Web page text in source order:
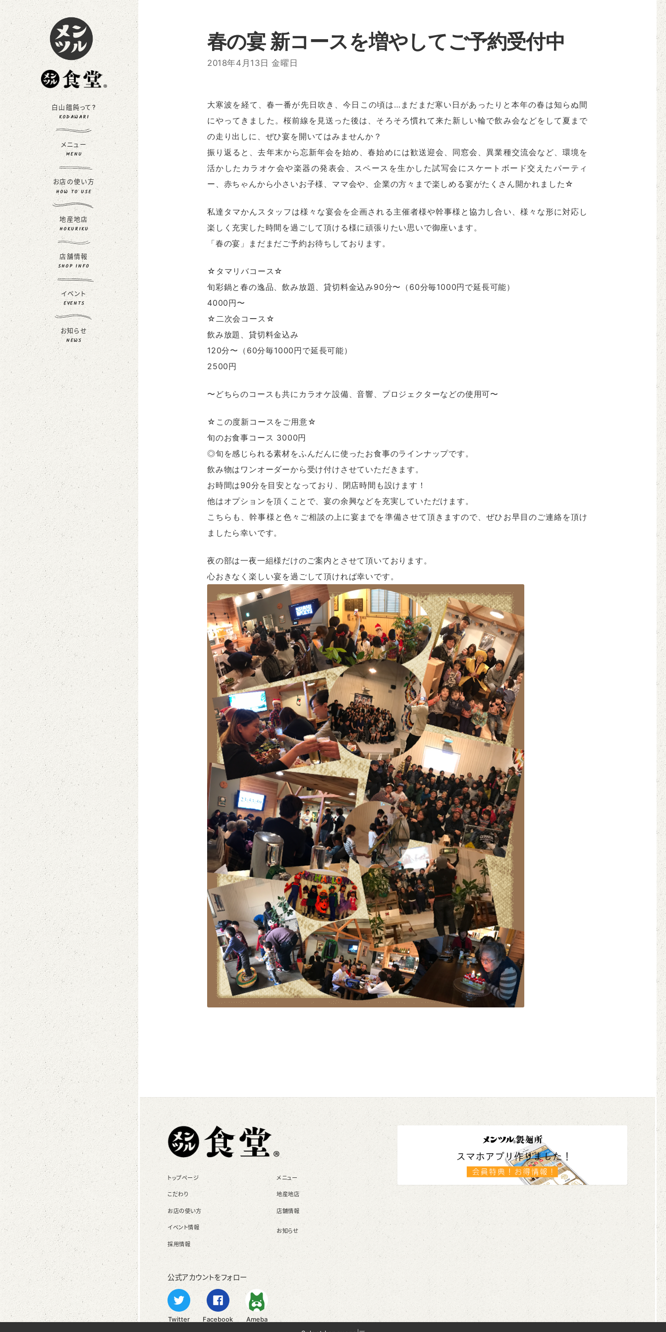
白山饂飩って?
KODAWARI
メニュー
MENU
お店の使い方
HOW TO USE
地産地店
HOKURIKU
店舗情報
SHOP INFO
イベント
EVENTS
お知らせ
NEWS
春の宴 新コースを増やしてご予約受付中
2018年4月13日 金曜日
大寒波を経て、春一番が先日吹き、今日この頃は…まだまだ寒い日があったりと本年の春は知らぬ間
にやってきました。桜前線を見送った後は、そろそろ慣れて来た新しい輪で飲み会などをして夏まで
の走り出しに、ぜひ宴を開いてはみませんか？
振り返ると、去年末から忘新年会を始め、春始めには歓送迎会、同窓会、異業種交流会など、環境を
活かしたカラオケ会や楽器の発表会、スペースを生かした試写会にスケートボード交えたパーティ
ー、赤ちゃんから小さいお子様、ママ会や、企業の方々まで楽しめる宴がたくさん開かれました☆
私達タマかんスタッフは様々な宴会を企画される主催者様や幹事様と協力し合い、様々な形に対応し
楽しく充実した時間を過ごして頂ける様に頑張りたい思いで御座います。
「春の宴」まだまだご予約お待ちしております。
☆タマリバコース☆
旬彩鍋と春の逸品、飲み放題、貸切料金込み90分〜（60分毎1000円で延長可能）
4000円〜
☆二次会コース☆
飲み放題、貸切料金込み
120分〜（60分毎1000円で延長可能）
2500円
〜どちらのコースも共にカラオケ設備、音響、プロジェクターなどの使用可〜
☆この度新コースをご用意☆
旬のお食事コース 3000円
◎旬を感じられる素材をふんだんに使ったお食事のラインナップです。
飲み物はワンオーダーから受け付けさせていただきます。
お時間は90分を目安となっており、閉店時間も設けます！
他はオプションを頂くことで、宴の余興などを充実していただけます。
こちらも、幹事様と色々ご相談の上に宴までを準備させて頂きますので、ぜひお早目のご連絡を頂け
ましたら幸いです。
夜の部は一夜一組様だけのご案内とさせて頂いております。
心おきなく楽しい宴を過ごして頂ければ幸いです。
トップページ メニュー
こだわり 地産地店
お店の使い方 店舗情報
イベント情報
お知らせ
採用情報
公式アカウントをフォロー
Twitter Facebook Ameba